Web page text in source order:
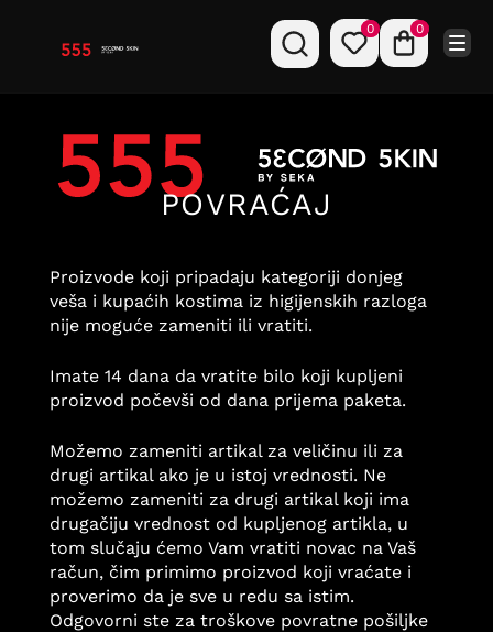
0
0
POVRAĆAJ
Proizvode koji pripadaju kategoriji donjeg
veša i kupaćih kostima iz higijenskih razloga
nije moguće zameniti ili vratiti.
Imate 14 dana da vratite bilo koji kupljeni
proizvod počevši od dana prijema paketa.
Možemo zameniti artikal za veličinu ili za
drugi artikal ako je u istoj vrednosti. Ne
možemo zameniti za drugi artikal koji ima
drugačiju vrednost od kupljenog artikla, u
tom slučaju ćemo Vam vratiti novac na Vaš
račun, čim primimo proizvod koji vraćate i
proverimo da je sve u redu sa istim.
Odgovorni ste za troškove povratne pošiljke